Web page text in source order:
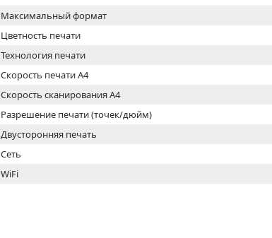
Максимальный формат
Цветность печати
Технология печати
Скорость печати А4
Скорость сканирования А4
Разрешение печати (точек/дюйм)
Двусторонняя печать
Сеть
WiFi